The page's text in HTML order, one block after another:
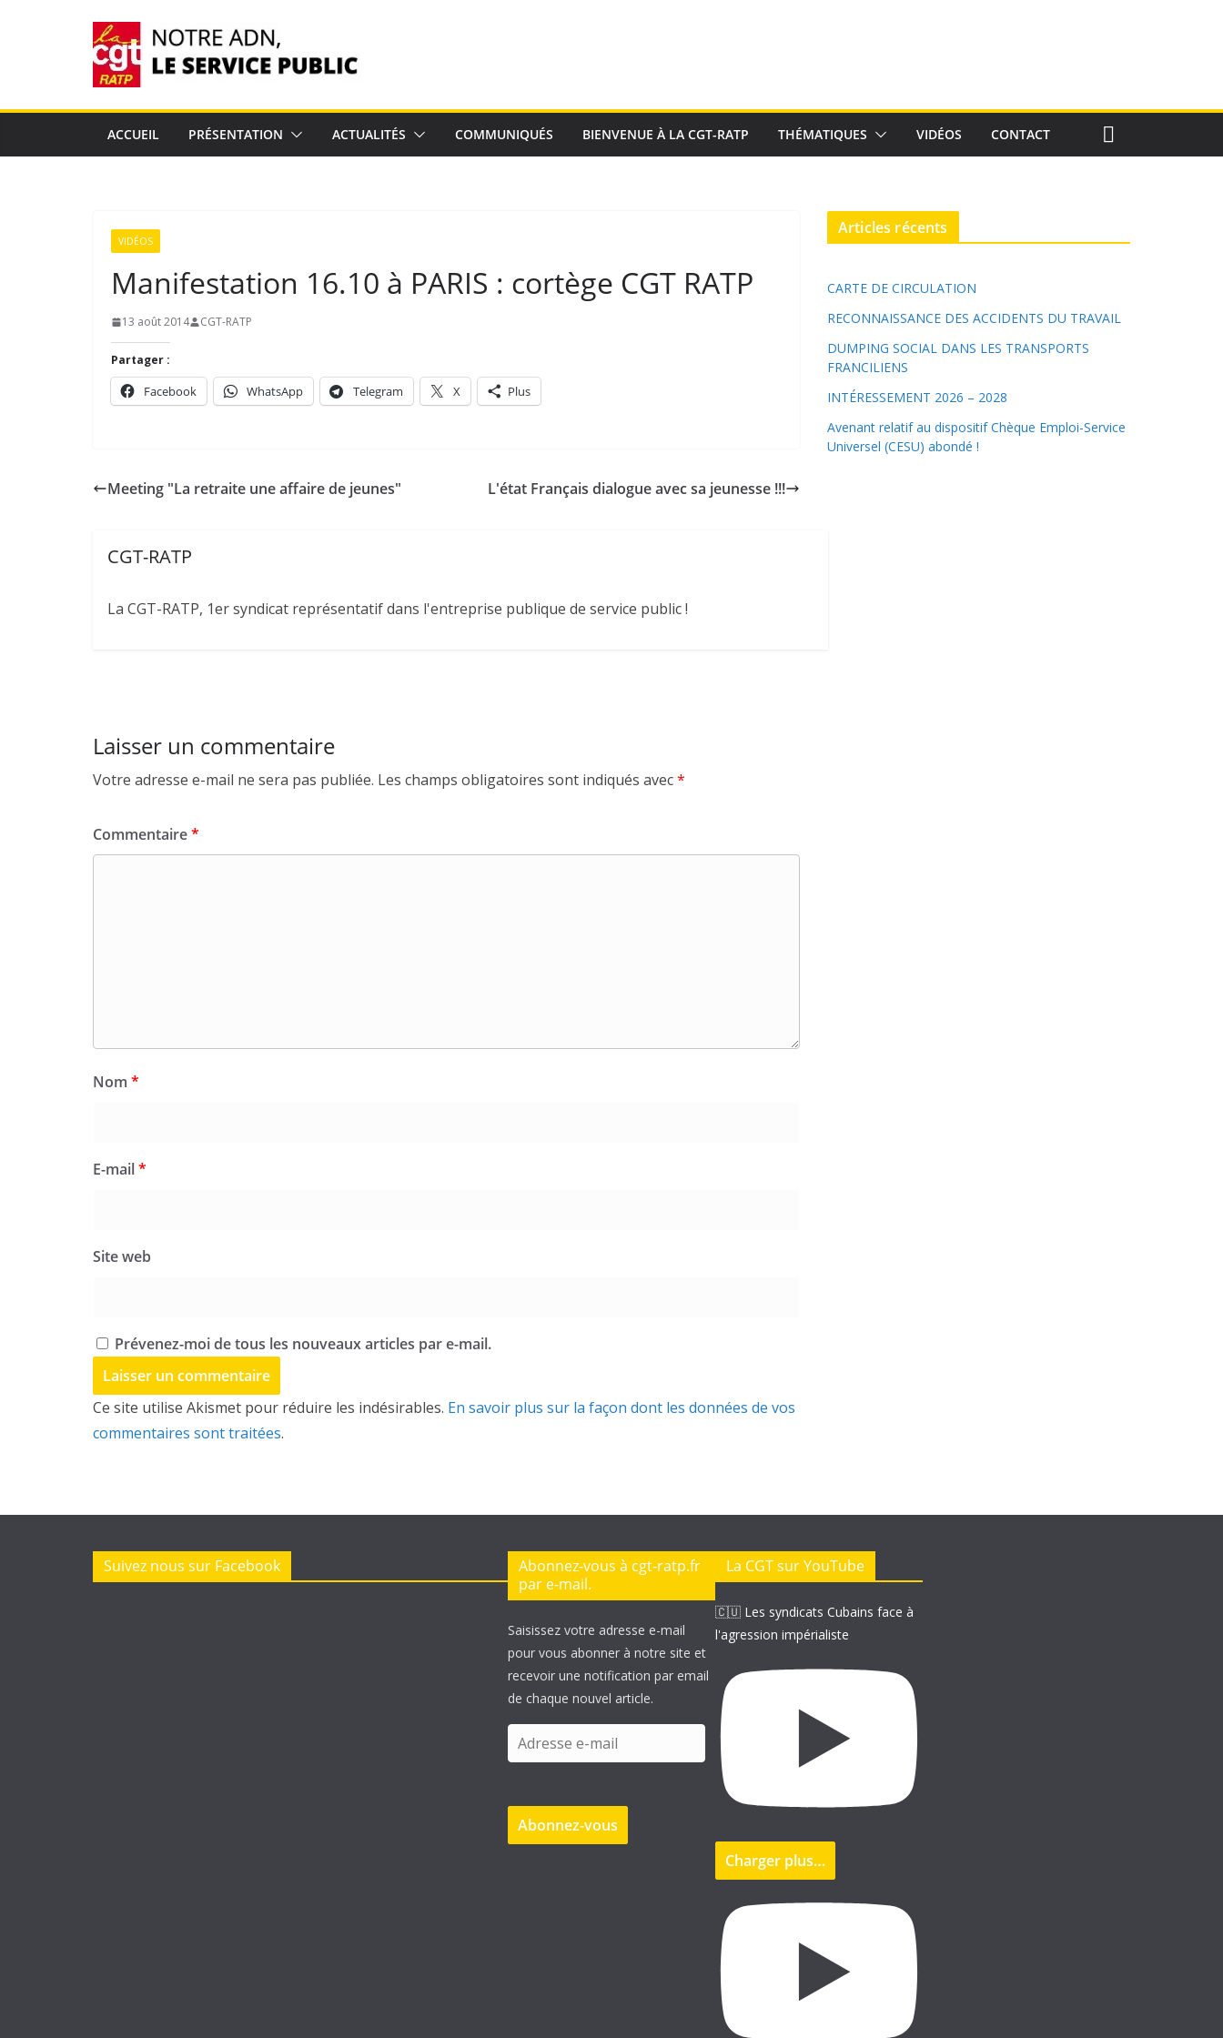
ACCUEIL PRÉSENTATION ACTUALITÉS COMMUNIQUÉS BIENVENUE À LA CGT-RATP THÉMATIQUES VIDÉOS CONTACT
VIDÉOS
Manifestation 16.10 à PARIS : cortège CGT RATP
13 août 2014 CGT-RATP
Partager :
Facebook WhatsApp Telegram X Plus
Meeting "La retraite une affaire de jeunes" L'état Français dialogue avec sa jeunesse !!!
CGT-RATP
La CGT-RATP, 1er syndicat représentatif dans l'entreprise publique de service public !
Laisser un commentaire
Votre adresse e-mail ne sera pas publiée. Les champs obligatoires sont indiqués avec*
Commentaire*
Nom *
E-mail*
Site web
Prévenez-moi de tous les nouveaux articles par e-mail.
Ce site utilise Akismet pour réduire les indésirables. En savoir plus sur la façon dont les données de vos
commentaires sont traitées.
Articles récents
CARTE DE CIRCULATION
RECONNAISSANCE DES ACCIDENTS DU TRAVAIL
DUMPING SOCIAL DANS LES TRANSPORTS
FRANCILIENS
INTÉRESSEMENT 2026 – 2028
Avenant relatif au dispositif Chèque Emploi-Service
Universel (CESU) abondé !
Suivez nous sur Facebook
Abonnez-vous à cgt-ratp.fr
par e-mail.
Saisissez votre adresse e-mail
pour vous abonner à notre site et
recevoir une notification par email
de chaque nouvel article.
d
e
s
Abonnez-vous
La CGT sur YouTube
🇨🇺 Les syndicats Cubains face à
l'agression impérialiste
Charger plus…